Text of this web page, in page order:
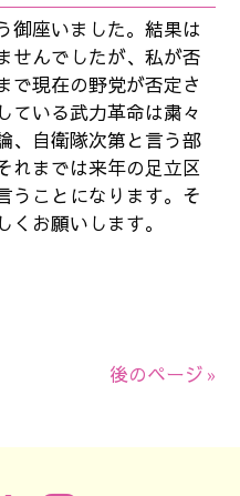
御座いました。結果は
せんでしたが、私が否
で現在の野党が否定さ
ている武力革命は粛々
、自衛隊次第と言う部
れまでは来年の足立区
うことになります。そ
くお願いします。
後のページ »